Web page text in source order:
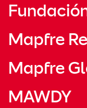
Mapfre Re
Mapfre
MAWDY